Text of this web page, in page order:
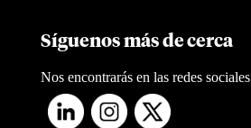
Síguenos más de cerca
Nos encontrarás en las redes sociales